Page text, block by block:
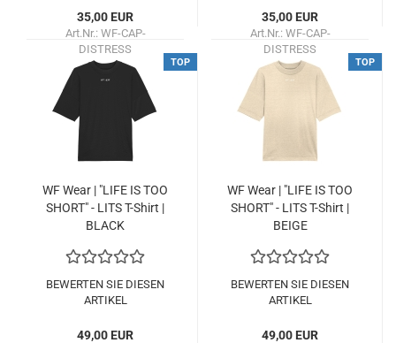
35,00 EUR
Art.Nr.: WF-CAP-
DISTRESS
Lieferzeit:ca. 2 Wochen
35,00 EUR
Art.Nr.: WF-CAP-
DISTRESS
Lieferzeit:ca. 2 Wochen
TOP
WF Wear | "LIFE IS TOO
SHORT" - LITS T-​Shirt |
BLACK
BEWERTEN SIE DIESEN
ARTIKEL
49,00 EUR
TOP
WF Wear | "LIFE IS TOO
SHORT" - LITS T-​Shirt |
BEIGE
BEWERTEN SIE DIESEN
ARTIKEL
49,00 EUR